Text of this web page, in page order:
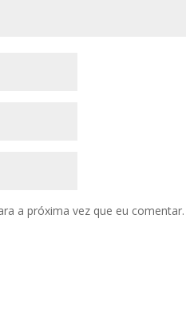
a próxima vez que eu comentar.